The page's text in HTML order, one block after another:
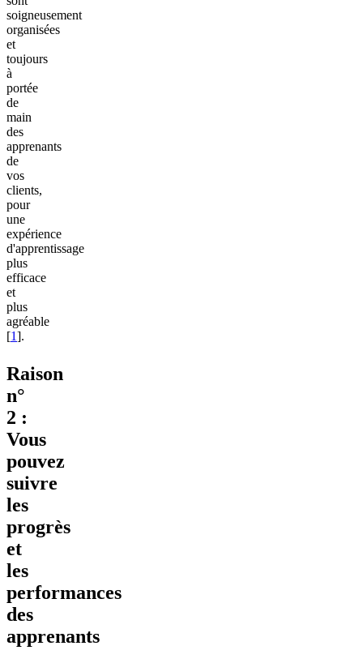
soigneusement
organisées
et
toujours
à
portée
de
main
des
apprenants
de
vos
clients,
pour
une
expérience
d'apprentissage
plus
efficace
et
plus
agréable
[1].
Raison
n°
2 :
Vous
pouvez
suivre
les
progrès
et
les
performances
des
apprenants